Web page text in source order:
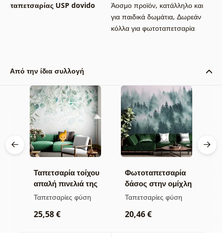
ταπετσαρίας USP dovido
Άοσμο προϊόν, κατάλληλο και
για παιδικά δωμάτια, Δωρεάν
κόλλα για φωτοταπετσαρία
Από την ίδια συλλογή
Ταπετσαρία τοίχου
απαλή πινελιά της
φύσης
Ταπετσαρίες φύση
25,58 €
Φωτοταπετσαρία
δάσος στην ομίχλη
Ταπετσαρίες φύση
20,46 €